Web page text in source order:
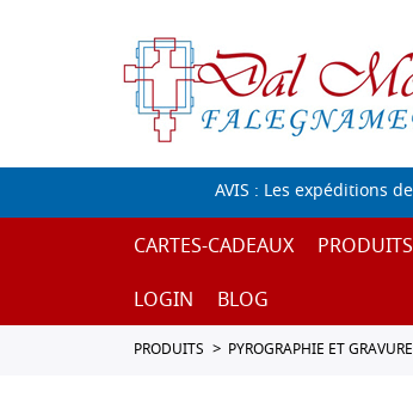
AVIS : Les expéditions
CARTES-CADEAUX PRODUITS
LOGIN
BLOG
PRODUITS PYROGRAPHIE ET GRAVURE